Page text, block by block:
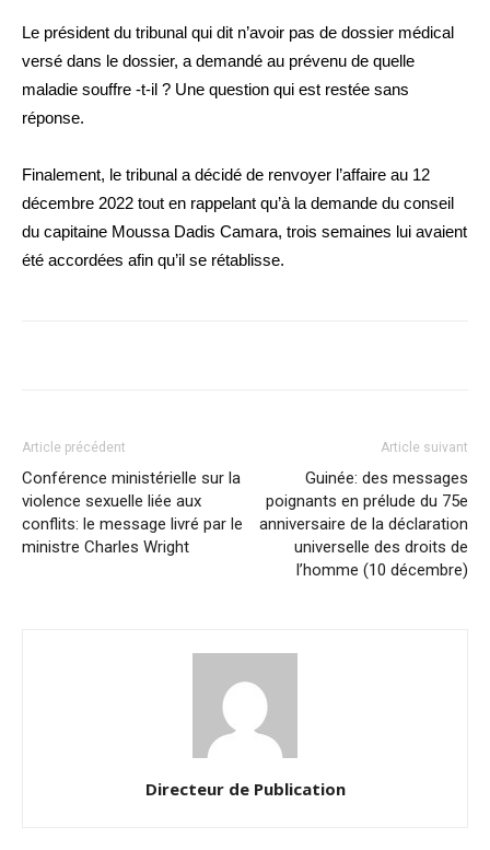
Le président du tribunal qui dit n’avoir pas de dossier médical
versé dans le dossier, a demandé au prévenu de quelle
maladie souffre -t-il ? Une question qui est restée sans
réponse.
Finalement, le tribunal a décidé de renvoyer l’affaire au 12
décembre 2022 tout en rappelant qu’à la demande du conseil
du capitaine Moussa Dadis Camara, trois semaines lui avaient
été accordées afin qu’il se rétablisse.
Article précédent
Conférence ministérielle sur la
violence sexuelle liée aux
conflits: le message livré par le
ministre Charles Wright
Article suivant
Guinée: des messages
poignants en prélude du 75e
anniversaire de la déclaration
universelle des droits de
l’homme (10 décembre)
Directeur de Publication